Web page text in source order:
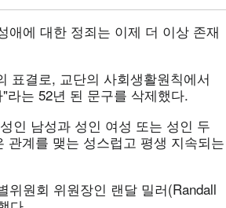
애에 대한 정죄는 이제 더 이상 존재
표결로, 교단의 사회생활원칙에서
는 52년 된 문구를 삭제했다.
인 남성과 성인 여성 또는 성인 두
계를 맺는 성스럽고 평생 지속되는
원회 위원장인 랜달 밀러(Randall